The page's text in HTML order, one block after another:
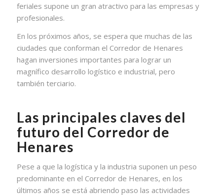
feriales supone un gran atractivo para las empresas y
profesionales.
En los próximos años, se espera que muchas de las
ciudades que conforman el Corredor de Henares
hagan inversiones importantes para lograr un
magnífico desarrollo logístico e industrial, pero
también terciario.
Las principales claves del
futuro del Corredor de
Henares
Pese a que la logística y la industria suponen un peso
predominante en el Corredor de Henares, en los
últimos años se está abriendo paso las actividades